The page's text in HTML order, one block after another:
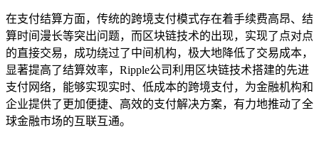
在支付结算方面，传统的跨境支付模式存在着手续费高昂、结
算时间漫长等突出问题，而区块链技术的出现，实现了点对点
的直接交易，成功绕过了中间机构，极大地降低了交易成本，
显著提高了结算效率，Ripple公司利用区块链技术搭建的先进
支付网络，能够实现实时、低成本的跨境支付，为金融机构和
企业提供了更加便捷、高效的支付解决方案，有力地推动了全
球金融市场的互联互通。